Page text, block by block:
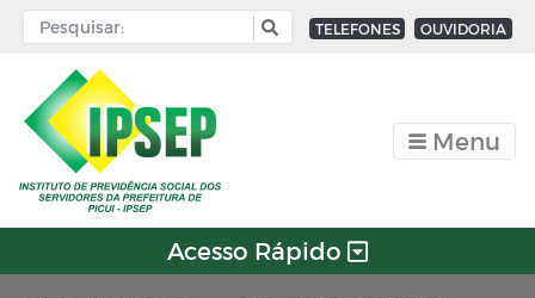
TELEFONES OUVIDORIA
Menu
Acesso Rápido